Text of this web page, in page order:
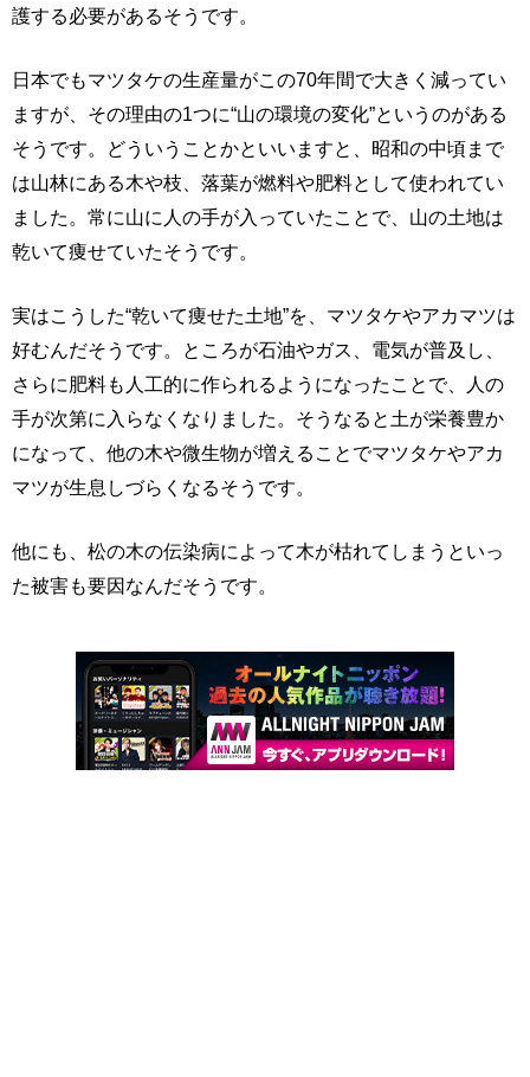
護する必要があるそうです。
日本でもマツタケの生産量がこの70年間で大きく減ってい
ますが、その理由の1つに“山の環境の変化”というのがある
そうです。どういうことかといいますと、昭和の中頃まで
は山林にある木や枝、落葉が燃料や肥料として使われてい
ました。常に山に人の手が入っていたことで、山の土地は
乾いて痩せていたそうです。
実はこうした“乾いて痩せた土地”を、マツタケやアカマツは
好むんだそうです。ところが石油やガス、電気が普及し、
さらに肥料も人工的に作られるようになったことで、人の
手が次第に入らなくなりました。そうなると土が栄養豊か
になって、他の木や微生物が増えることでマツタケやアカ
マツが生息しづらくなるそうです。
他にも、松の木の伝染病によって木が枯れてしまうといっ
た被害も要因なんだそうです。